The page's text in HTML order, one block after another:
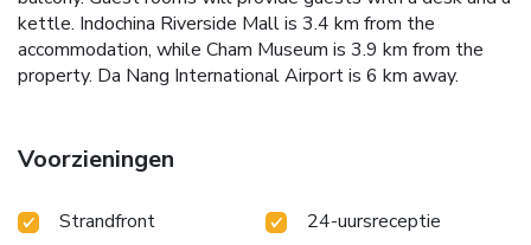
kettle. Indochina Riverside Mall is 3.4 km from the
accommodation, while Cham Museum is 3.9 km from the
property. Da Nang International Airport is 6 km away.
Voorzieningen
Strandfront
24-uursreceptie